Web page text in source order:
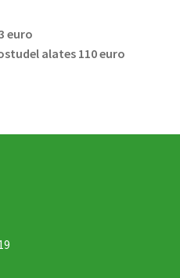
euro
alates 110 euro